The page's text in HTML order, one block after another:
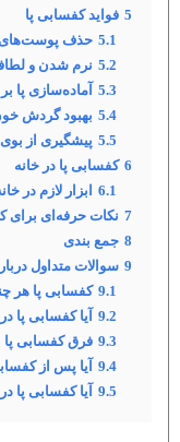
5 فواید کفسابی پا
5.1 حذف پوست‌های
5.2 نرم شدن و
5.3 آماده‌سازی پا
5.4 بهبود گردش
5.5 پیشگیری از
6 کفسابی پا در خانه
6.1
ابزار لازم در
7 نکات حرفه‌ای برای
8 جمع بندی
9 سوالات متداول
9.1 کفسابی پا هر
9.2
آیا کفسابی پا
9.3 فرق کفسابی پا
9.4
آیا پس از
9.5
آیا کفسابی پا